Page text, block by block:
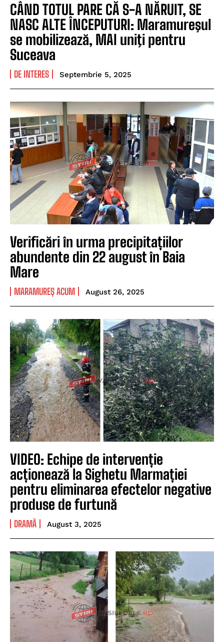
CÂND TOTUL PARE CĂ S-A NĂRUIT, SE
NASC ALTE ÎNCEPUTURI: Maramureşul
se mobilizează, MAI uniţi pentru
Suceava
DE INTERES Septembrie 5, 2025
Verificări în urma precipitațiilor
abundente din 22 august în Baia
Mare
MARAMUREȘ ACUM August 26, 2025
VIDEO: Echipe de intervenție
acționează la Sighetu Marmației
pentru eliminarea efectelor negative
produse de furtună
DRAMĂ August 3, 2025